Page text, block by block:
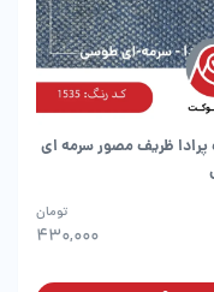
ظریف مصور سرمه ای
430,000
تومان